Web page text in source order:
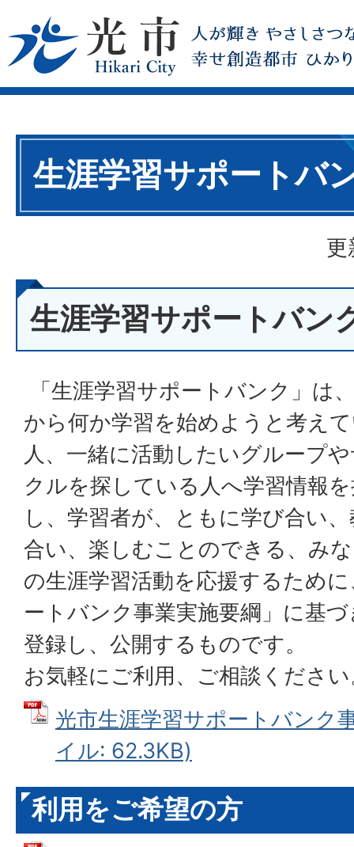
生涯学習サポートバ
更
生涯学習サポートバン
「生涯学習サポートバンク」は
から何か学習を始めようと考え
人、一緒に活動したいグループ
クルを探している人へ学習情報
し、学習者が、ともに学び合い
合い、楽しむことのできる、み
の生涯学習活動を応援するため
ートバンク事業実施要綱」に基
登録し、公開するものです。
お気軽にご利用、ご相談くださ
光市生涯学習サポートバンク
イル: 62.3KB)
利用をご希望の方